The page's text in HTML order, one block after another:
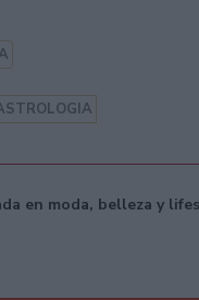
en moda, belleza y